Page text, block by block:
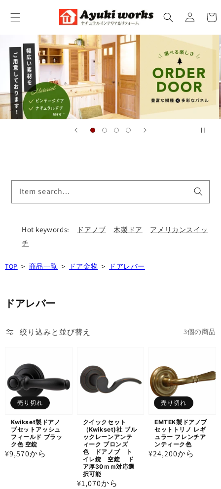
進む
グ
イ
ン
ー
Item search...
Hot keywords: ドアノブ 木製ドア
アメリカンスイッ
チ
TOP ＞ 商品一覧 ＞ ドア金物 ＞ ドアレバー
ドアレバー
絞り込みと並び替え 3個の商品
売り切れ
Kwikset製ドアノ
ブセットアッシュ
フィールド ブラッ
ク色 空錠
通
¥9,570から
クイックセット
（Kwikset)社 ブル
ックレーンアンテ
ィーク ブロンズ
色 ドアノブ ト
イレ錠 空錠 ド
ア厚30ｍｍ対応選
択可能
通
¥1,070から
売り切れ
EMTEK製ドアノブ
セットトリノ レギ
ュラー フレンチア
ンティーク色
通
¥24,200から